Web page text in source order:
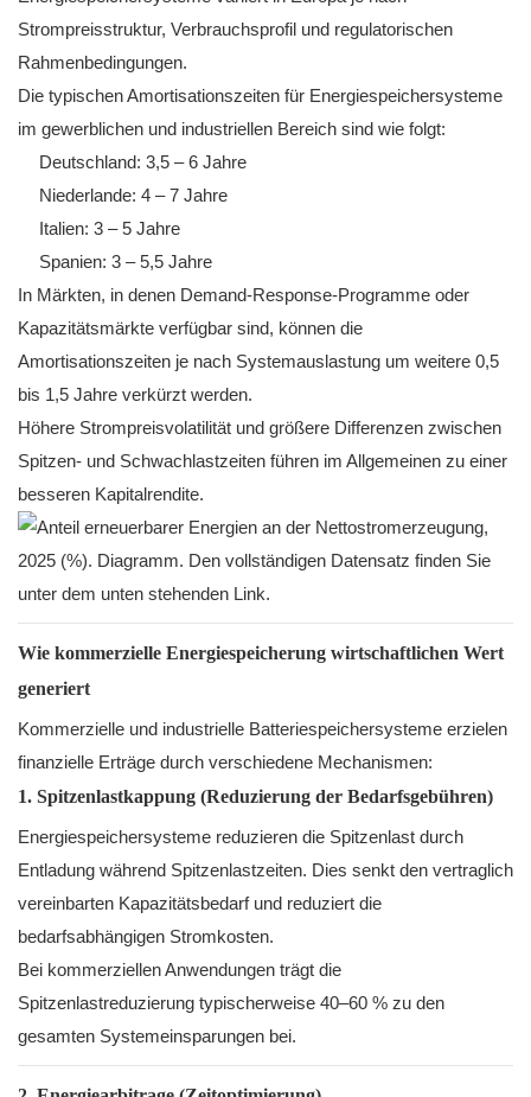
Strompreisstruktur, Verbrauchsprofil und regulatorischen
Rahmenbedingungen.
Die typischen Amortisationszeiten für Energiespeichersysteme
im gewerblichen und industriellen Bereich sind wie folgt:
Deutschland: 3,5 – 6 Jahre
Niederlande: 4 – 7 Jahre
Italien: 3 – 5 Jahre
Spanien: 3 – 5,5 Jahre
In Märkten, in denen Demand-Response-Programme oder
Kapazitätsmärkte verfügbar sind, können die
Amortisationszeiten je nach Systemauslastung um weitere 0,5
bis 1,5 Jahre verkürzt werden.
Höhere Strompreisvolatilität und größere Differenzen zwischen
Spitzen- und Schwachlastzeiten führen im Allgemeinen zu einer
besseren Kapitalrendite.
Wie kommerzielle Energiespeicherung wirtschaftlichen Wert
generiert
Kommerzielle und industrielle Batteriespeichersysteme erzielen
finanzielle Erträge durch verschiedene Mechanismen:
1. Spitzenlastkappung (Reduzierung der Bedarfsgebühren)
Energiespeichersysteme reduzieren die Spitzenlast durch
Entladung während Spitzenlastzeiten. Dies senkt den vertraglich
vereinbarten Kapazitätsbedarf und reduziert die
bedarfsabhängigen Stromkosten.
Bei kommerziellen Anwendungen trägt die
Spitzenlastreduzierung typischerweise 40–60 % zu den
gesamten Systemeinsparungen bei.